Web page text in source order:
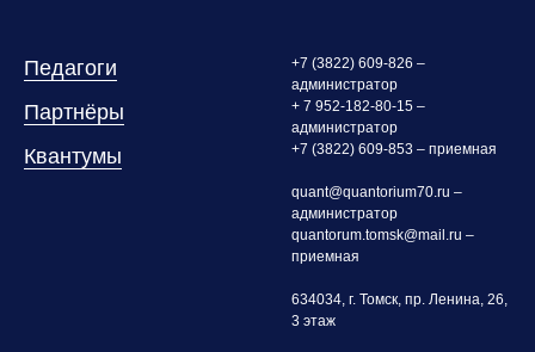
Педагоги
Партнёры
Квантумы
+7 (3822) 609-826 –
администратор
+ 7 952-182-80-15 –
администратор
+7 (3822) 609-853 – приемная
quant@quantorium70.ru –
администратор
quantorum.tomsk@mail.ru –
приемная
634034, г. Томск, пр. Ленина, 26,
3 этаж